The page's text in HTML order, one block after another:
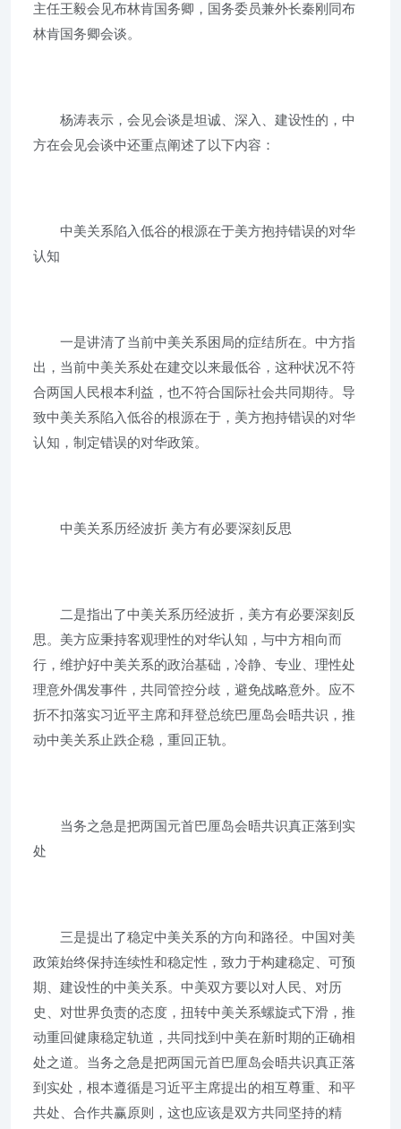
主任王毅会见布林肯国务卿，国务委员兼外长秦刚同布
林肯国务卿会谈。
杨涛表示，会见会谈是坦诚、深入、建设性的，中
方在会见会谈中还重点阐述了以下内容：
中美关系陷入低谷的根源在于美方抱持错误的对华
认知
一是讲清了当前中美关系困局的症结所在。中方指
出，当前中美关系处在建交以来最低谷，这种状况不符
合两国人民根本利益，也不符合国际社会共同期待。导
致中美关系陷入低谷的根源在于，美方抱持错误的对华
认知，制定错误的对华政策。
中美关系历经波折 美方有必要深刻反思
二是指出了中美关系历经波折，美方有必要深刻反
思。美方应秉持客观理性的对华认知，与中方相向而
行，维护好中美关系的政治基础，冷静、专业、理性处
理意外偶发事件，共同管控分歧，避免战略意外。应不
折不扣落实习近平主席和拜登总统巴厘岛会晤共识，推
动中美关系止跌企稳，重回正轨。
当务之急是把两国元首巴厘岛会晤共识真正落到实
处
三是提出了稳定中美关系的方向和路径。中国对美
政策始终保持连续性和稳定性，致力于构建稳定、可预
期、建设性的中美关系。中美双方要以对人民、对历
史、对世界负责的态度，扭转中美关系螺旋式下滑，推
动重回健康稳定轨道，共同找到中美在新时期的正确相
处之道。当务之急是把两国元首巴厘岛会晤共识真正落
到实处，根本遵循是习近平主席提出的相互尊重、和平
共处、合作共赢原则，这也应该是双方共同坚持的精